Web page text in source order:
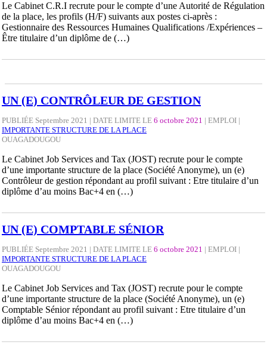
Le Cabinet C.R.I recrute pour le compte d’une Autorité de Régulation
de la place, les profils (H/F) suivants aux postes ci-après :
Gestionnaire des Ressources Humaines Qualifications /Expériences –
Être titulaire d’un diplôme de (…)
UN (E) CONTRÔLEUR DE GESTION
PUBLIÉE Septembre 2021 | DATE LIMITE LE 6 octobre 2021 | EMPLOI |
IMPORTANTE STRUCTURE DE LA PLACE
OUAGADOUGOU
Le Cabinet Job Services and Tax (JOST) recrute pour le compte
d’une importante structure de la place (Société Anonyme), un (e)
Contrôleur de gestion répondant au profil suivant : Etre titulaire d’un
diplôme d’au moins Bac+4 en (…)
UN (E) COMPTABLE SÉNIOR
PUBLIÉE Septembre 2021 | DATE LIMITE LE 6 octobre 2021 | EMPLOI |
IMPORTANTE STRUCTURE DE LA PLACE
OUAGADOUGOU
Le Cabinet Job Services and Tax (JOST) recrute pour le compte
d’une importante structure de la place (Société Anonyme), un (e)
Comptable Sénior répondant au profil suivant : Etre titulaire d’un
diplôme d’au moins Bac+4 en (…)